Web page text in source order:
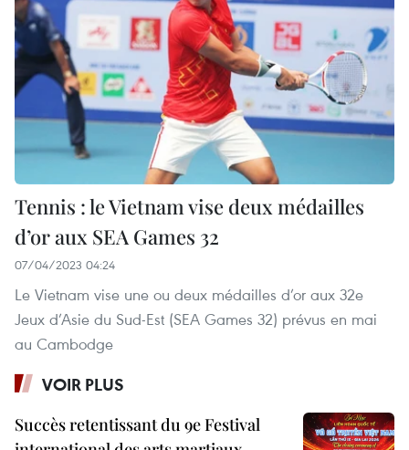
Tennis : le Vietnam vise deux médailles
d’or aux SEA Games 32
07/04/2023 04:24
Le Vietnam vise une ou deux médailles d’or aux 32e
Jeux d’Asie du Sud-Est (SEA Games 32) prévus en mai
au Cambodge
VOIR PLUS
Succès retentissant du 9e Festival